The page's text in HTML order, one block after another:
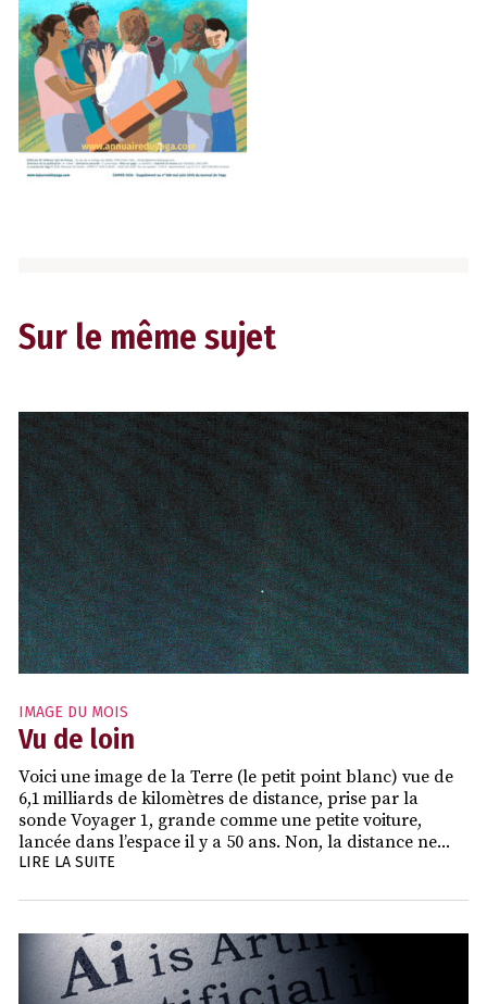
Sur le même sujet
IMAGE DU MOIS
Vu de loin
Voici une image de la Terre (le petit point blanc) vue de
6,1 milliards de kilomètres de distance, prise par la
sonde Voyager 1, grande comme une petite voiture,
lancée dans l’espace il y a 50 ans. Non, la distance ne...
LIRE LA SUITE